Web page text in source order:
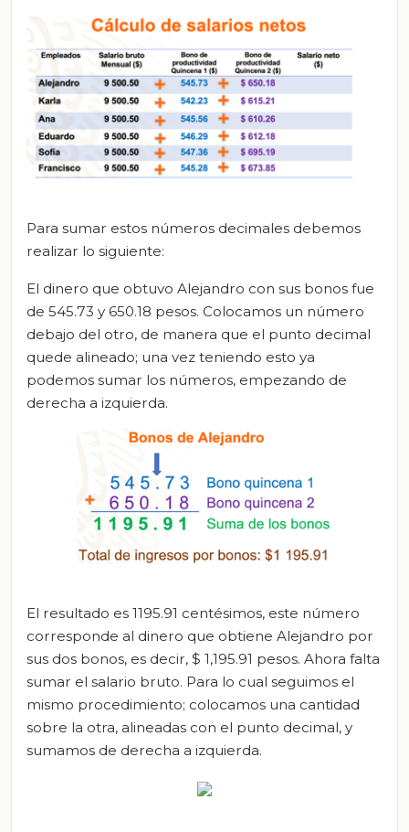
Para sumar estos números decimales debemos
realizar lo siguiente:
El dinero que obtuvo Alejandro con sus bonos fue
de 545.73 y 650.18 pesos. Colocamos un número
debajo del otro, de manera que el punto decimal
quede alineado; una vez teniendo esto ya
podemos sumar los números, empezando de
derecha a izquierda.
El resultado es 1195.91 centésimos, este número
corresponde al dinero que obtiene Alejandro por
sus dos bonos, es decir, $ 1,195.91 pesos. Ahora falta
sumar el salario bruto. Para lo cual seguimos el
mismo procedimiento; colocamos una cantidad
sobre la otra, alineadas con el punto decimal, y
sumamos de derecha a izquierda.